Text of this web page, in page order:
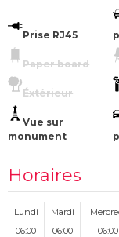
Prise RJ45
Paper board
Éxtérieur
Vue sur
monument
Horaires
Lundi Mardi
06:00
06:00 06:00